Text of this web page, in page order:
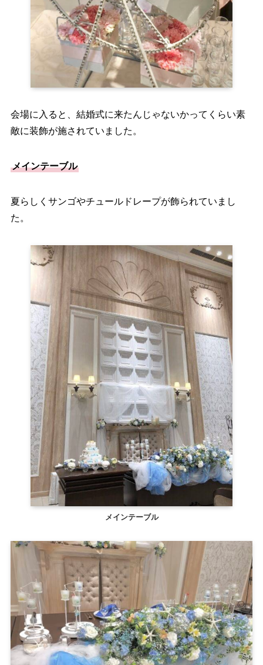
会場に入ると、結婚式に来たんじゃないかってくらい素
敵に装飾が施されていました。
メインテーブル
夏らしくサンゴやチュールドレープが飾られていまし
た。
メインテーブル